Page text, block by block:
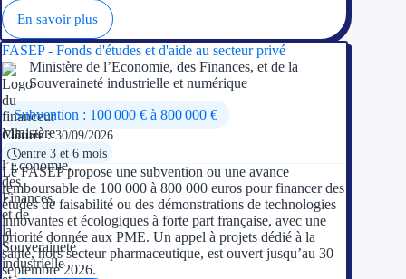
En savoir plus
FASEP - Fonds d'études et d'aide au secteur privé
Ministère de l’Economie, des Finances, et de la
Souveraineté industrielle et numérique
Subvention : 100 000 € à 800 000 €
Clôture :30/09/2026
entre 3 et 6 mois
Le FASEP propose une subvention ou une avance
remboursable de 100 000 à 800 000 euros pour financer des
études de faisabilité ou des démonstrations de technologies
innovantes et écologiques à forte part française, avec une
priorité donnée aux PME. Un appel à projets dédié à la
santé, hors secteur pharmaceutique, est ouvert jusqu’au 30
septembre 2026.